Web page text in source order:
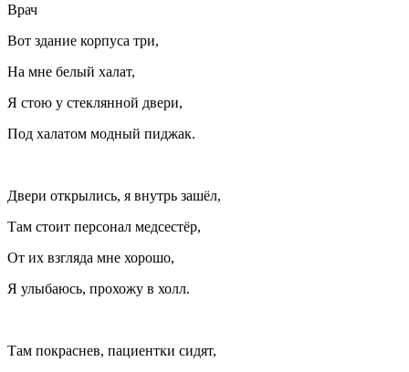
Врач
Вот здание корпуса три,
На мне белый халат,
Я стою у стеклянной двери,
Под халатом модный пиджак.
Двери открылись, я внутрь зашёл,
Там стоит персонал медсестёр,
От их взгляда мне хорошо,
Я улыбаюсь, прохожу в холл.
Там покраснев, пациентки сидят,